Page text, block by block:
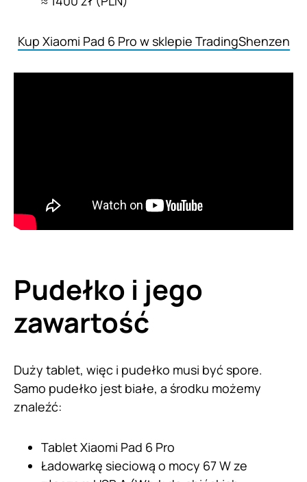
Kup Xiaomi Pad 6 Pro w sklepie TradingShenzen
Pudełko i jego
zawartość
Duży tablet, więc i pudełko musi być spore.
Samo pudełko jest białe, a środku możemy
znaleźć:
Tablet Xiaomi Pad 6 Pro
Ładowarkę sieciową o mocy 67 W ze